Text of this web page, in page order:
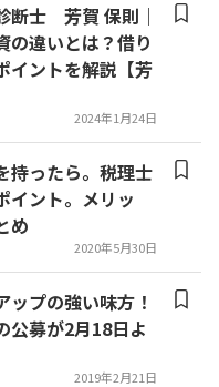
断士 芳賀 保則｜
の違いとは？借り
イントを解説【芳
2024年1月24日
持ったら。税理士
イント。メリッ
め
2020年5月30日
ップの強い味方！
公募が2月18日よ
2019年2月21日